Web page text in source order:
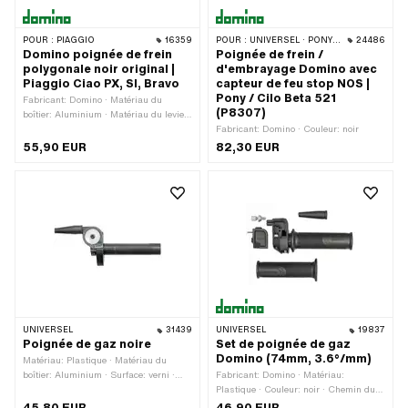
POUR : PIAGGIO 16359
Domino poignée de frein
polygonale noir original |
Piaggio Ciao PX, SI, Bravo
Fabricant: Domino · Matériau du
boîtier: Aluminium · Matériau du levier:
points de fixation: 1 pcs · Type de
fixation: Vis
55,90 EUR
POUR : UNIVERSEL · PONY / CILO (BÊTA 521 & 512) 24486
Poignée de frein /
d'embrayage Domino avec
capteur de feu stop NOS |
Pony / Cilo Beta 521
(P8307)
Fabricant: Domino · Couleur: noir
82,30 EUR
UNIVERSEL 31439
Poignée de gaz noire
Matériau: Plastique · Matériau du
boîtier: Aluminium · Surface: verni ·
· Ø intérieur: 23 mm
UNIVERSEL 19837
Set de poignée de gaz
Domino (74mm, 3.6°/mm)
Fabricant: Domino · Matériau:
Plastique · Couleur: noir · Chemin du
gaz: 74 mm · Degré de mouvement: